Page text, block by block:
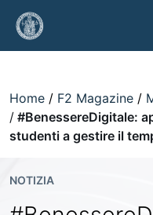
Skip to Main Content
Home F2 Magazine
#BenessereDigitale:
studenti a gestire il
NOTIZIA